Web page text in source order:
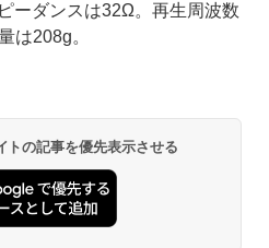
ーダンスは32Ω。再生周波数
は208g。
トの記事を優先表示させる